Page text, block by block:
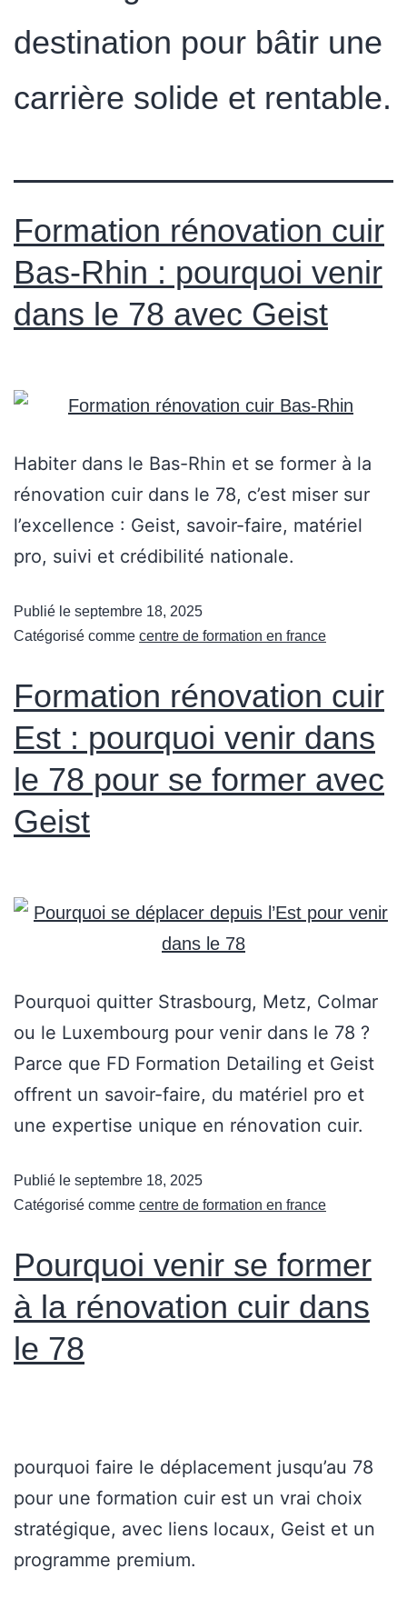
destination pour bâtir une
carrière solide et rentable.
Formation rénovation cuir
Bas-Rhin : pourquoi venir
dans le 78 avec Geist
Habiter dans le Bas-Rhin et se former à la
rénovation cuir dans le 78, c’est miser sur
l’excellence : Geist, savoir-faire, matériel
pro, suivi et crédibilité nationale.
Publié le septembre 18, 2025
Catégorisé comme centre de formation en france
Formation rénovation cuir
Est : pourquoi venir dans
le 78 pour se former avec
Geist
Pourquoi quitter Strasbourg, Metz, Colmar
ou le Luxembourg pour venir dans le 78 ?
Parce que FD Formation Detailing et Geist
offrent un savoir-faire, du matériel pro et
une expertise unique en rénovation cuir.
Publié le septembre 18, 2025
Catégorisé comme centre de formation en france
Pourquoi venir se former
à la rénovation cuir dans
le 78
pourquoi faire le déplacement jusqu’au 78
pour une formation cuir est un vrai choix
stratégique, avec liens locaux, Geist et un
programme premium.